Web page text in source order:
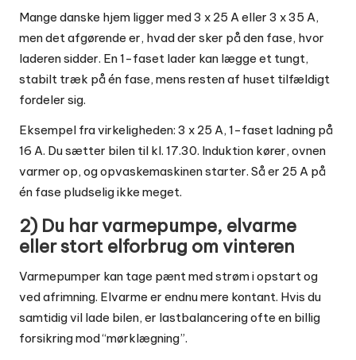
Mange danske hjem ligger med 3 x 25 A eller 3 x 35 A,
men det afgørende er, hvad der sker på den fase, hvor
laderen sidder. En 1-faset lader kan lægge et tungt,
stabilt træk på én fase, mens resten af huset tilfældigt
fordeler sig.
Eksempel fra virkeligheden: 3 x 25 A, 1-faset ladning på
16 A. Du sætter bilen til kl. 17.30. Induktion kører, ovnen
varmer op, og opvaskemaskinen starter. Så er 25 A på
én fase pludselig ikke meget.
2) Du har varmepumpe, elvarme
eller stort elforbrug om vinteren
Varmepumper kan tage pænt med strøm i opstart og
ved afrimning. Elvarme er endnu mere kontant. Hvis du
samtidig vil lade bilen, er lastbalancering ofte en billig
forsikring mod “mørklægning”.